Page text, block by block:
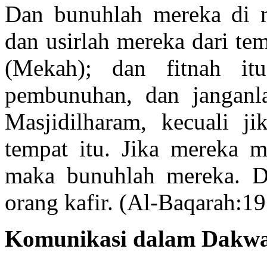
Dan bunuhlah mereka di
dan usirlah mereka dari
(Mekah); dan fitnah
pembunuhan, dan
Masjidilharam, kecuali
tempat itu. Jika mereka
maka bunuhlah mereka.
orang kafir. (Al-
Komunikasi dalam